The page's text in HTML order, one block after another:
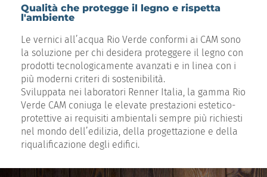
Qualità che protegge il legno e rispetta
l'ambiente
Le vernici all’acqua Rio Verde conformi ai CAM sono
la soluzione per chi desidera proteggere il legno con
prodotti tecnologicamente avanzati e in linea con i
più moderni criteri di sostenibilità.
Sviluppata nei laboratori Renner Italia, la gamma Rio
Verde CAM coniuga le elevate prestazioni estetico-
protettive ai requisiti ambientali sempre più richiesti
nel mondo dell’edilizia, della progettazione e della
riqualificazione degli edifici.